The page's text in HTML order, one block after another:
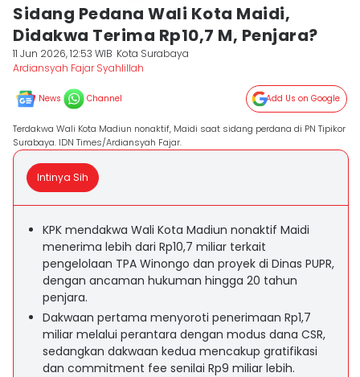
Sidang Pedana Wali Kota Maidi,
Didakwa Terima Rp10,7 M, Penjara?
11 Jun 2026, 12:53 WIB Kota Surabaya
Ardiansyah Fajar Syahlillah
News Channel Add Us on Google
Terdakwa Wali Kota Madiun nonaktif, Maidi saat sidang perdana di PN Tipikor
Surabaya. IDN Times/Ardiansyah Fajar.
Intinya Sih
KPK mendakwa Wali Kota Madiun nonaktif Maidi
menerima lebih dari Rp10,7 miliar terkait
pengelolaan TPA Winongo dan proyek di Dinas PUPR,
dengan ancaman hukuman hingga 20 tahun
penjara.
Dakwaan pertama menyoroti penerimaan Rp1,7
miliar melalui perantara dengan modus dana CSR,
sedangkan dakwaan kedua mencakup gratifikasi
dan commitment fee senilai Rp9 miliar lebih.